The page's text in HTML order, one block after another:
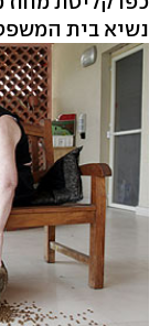
נשיא בית